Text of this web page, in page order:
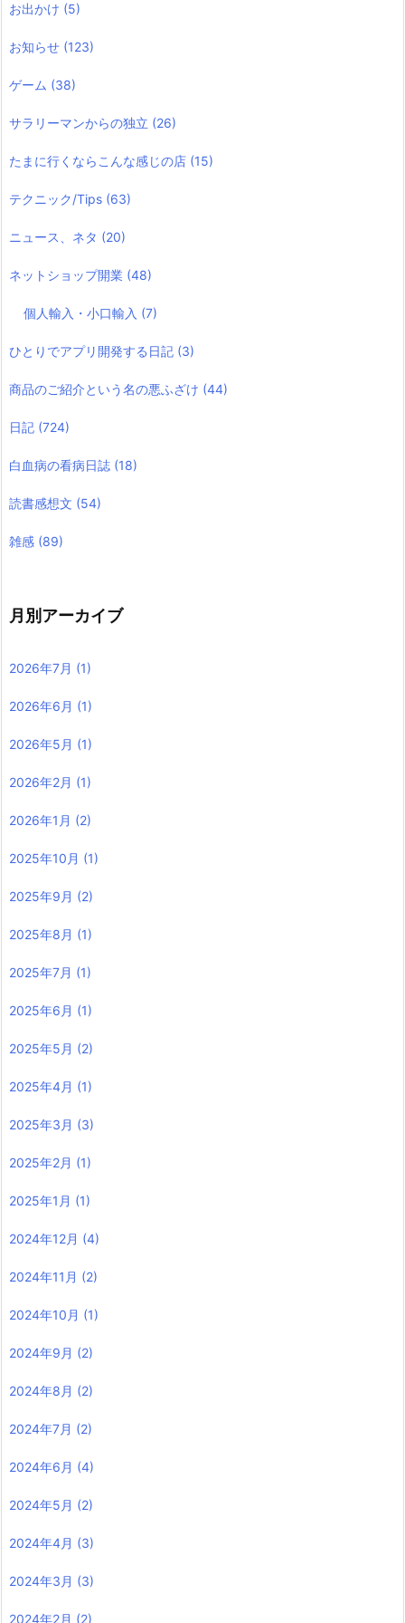
お出かけ (5)
お知らせ (123)
ゲーム (38)
サラリーマンからの独立 (26)
たまに行くならこんな感じの店 (15)
テクニック/Tips (63)
ニュース、ネタ (20)
ネットショップ開業 (48)
個人輸入・小口輸入 (7)
ひとりでアプリ開発する日記 (3)
商品のご紹介という名の悪ふざけ (44)
日記 (724)
白血病の看病日誌 (18)
読書感想文 (54)
雑感 (89)
月別アーカイブ
2026年7月 (1)
2026年6月 (1)
2026年5月 (1)
2026年2月 (1)
2026年1月 (2)
2025年10月 (1)
2025年9月 (2)
2025年8月 (1)
2025年7月 (1)
2025年6月 (1)
2025年5月 (2)
2025年4月 (1)
2025年3月 (3)
2025年2月 (1)
2025年1月 (1)
2024年12月 (4)
2024年11月 (2)
2024年10月 (1)
2024年9月 (2)
2024年8月 (2)
2024年7月 (2)
2024年6月 (4)
2024年5月 (2)
2024年4月 (3)
2024年3月 (3)
2024年2月 (2)